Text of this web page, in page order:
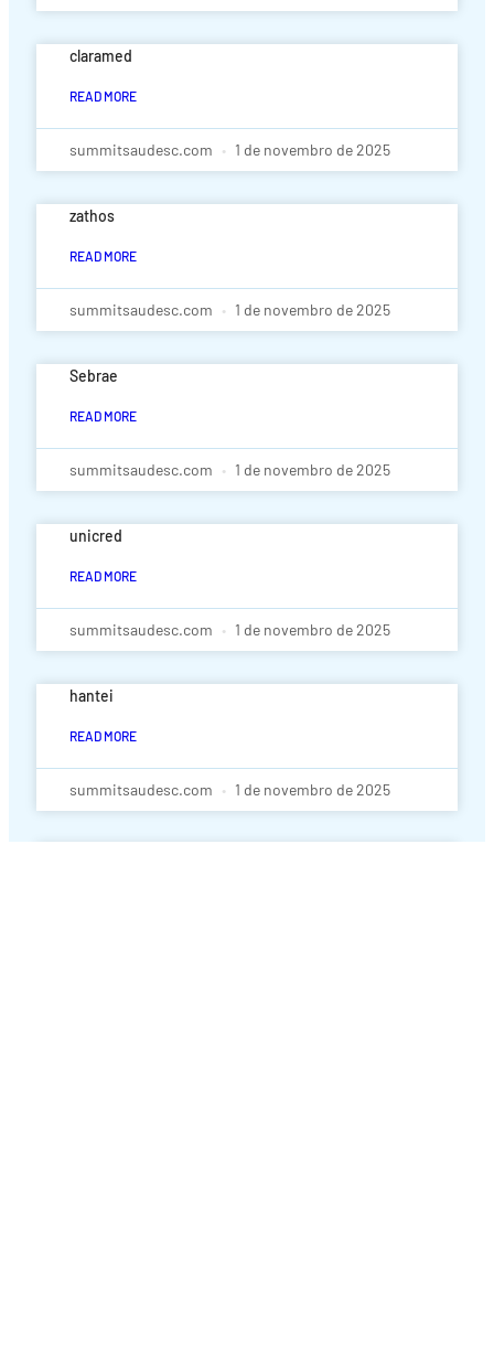
claramed
READ MORE
summitsaudesc.com 1 de novembro de 2025
zathos
READ MORE
summitsaudesc.com 1 de novembro de 2025
Sebrae
READ MORE
summitsaudesc.com 1 de novembro de 2025
unicred
READ MORE
summitsaudesc.com 1 de novembro de 2025
hantei
READ MORE
summitsaudesc.com 1 de novembro de 2025